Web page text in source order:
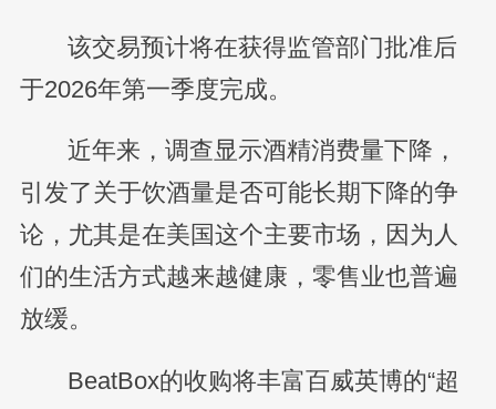
该交易预计将在获得监管部门批准后
于2026年第一季度完成。
近年来，调查显示酒精消费量下降，
引发了关于饮酒量是否可能长期下降的争
论，尤其是在美国这个主要市场，因为人
们的生活方式越来越健康，零售业也普遍
放缓。
BeatBox的收购将丰富百威英博的“超